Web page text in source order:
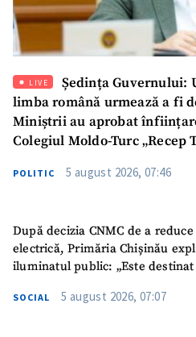
LIVE
Ședința Guvernului:
limba română urmează a fi
Miniștrii au aprobat
Colegiul Moldo-Turc „Recep
POLITIC 5 august 2026, 07:46
După decizia CNMC de a
electrică, Primăria Chișinău
iluminatul public: „Este
SOCIAL 5 august 2026, 07:07
Sursă anonimă
Nume+ Numele meu
Email+ Emailul meu
Telefon
+ Telefon personal
Am citit și sunt de
TRIMITE ȘTIREA